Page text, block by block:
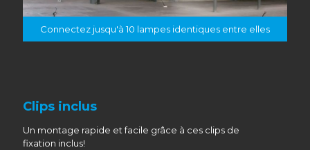
Connectez jusqu'à 10 lampes identiques entre elles
Clips inclus
Un montage rapide et facile grâce à ces clips de
fixation inclus!